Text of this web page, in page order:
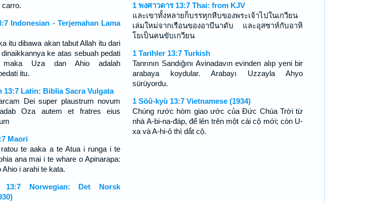
carro.
Indonesian - Terjemahan Lama
itu dibawa akan tabut Allah itu dari
ke atas sebuah pedati
maka Uza dan Ahio adalah
itu.
13:7 Latin: Biblia Sacra Vulgata
Dei super plaustrum novum
Oza autem et fratres eius
Maori
te aaka a te Atua i runga i te
ana mai i te whare o Apinarapa:
i arahi te kata.
13:7 Norwegian: Det Norsk
1 พงศาวดาร 13:7 Thai: from KJV
และเขาทั้งหลายก็บรรทุกหีบของพระเจ้าไปในเกวียน
เล่มใหม่จากเรือนของอาบีนาดับ และอุสซาห์กับอาหิ
โยเป็นคนขับเกวียน
1 Tarihler 13:7 Turkish
Tanrının Sandığını Avinadavın evinden alıp yeni bir
arabaya koydular. Arabayı Uzzayla Ahyo
sürüyordu.
1 Söû-kyù 13:7 Vietnamese (1934)
Chúng rước hòm giao ước của Ðức Chúa Trời từ
nhà A-bi-na-đáp, để lên trên một cái cộ mới; còn U-
xa và A-hi-ô thì dắt cộ.